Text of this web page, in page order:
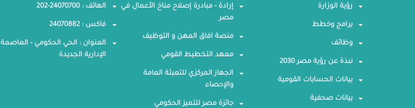
رؤية الوزارة
برامج وخطط
وظائف
نبذة عن رؤية مصر 2030
بيانات الحسابات القومية
بيانات صحفية
إرادة - مبادرة إصلاح مناخ الأعمال في
مصر
منصة افاق المهن و التوظيف
معهد التخطيط القومي
الجهاز المركزي للتعبئة العامة
والإحصاء
جائزة مصر للتميز الحكومي
الهاتف : 24070700-202
فاكس : 24070882
العنوان : الحي الحكومي - العاصمة
الإدارية الجديدة